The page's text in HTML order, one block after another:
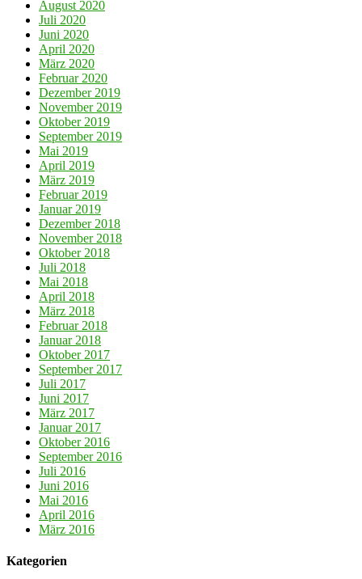
August 2020
Juli 2020
Juni 2020
April 2020
März 2020
Februar 2020
Dezember 2019
November 2019
Oktober 2019
September 2019
Mai 2019
April 2019
März 2019
Februar 2019
Januar 2019
Dezember 2018
November 2018
Oktober 2018
Juli 2018
Mai 2018
April 2018
März 2018
Februar 2018
Januar 2018
Oktober 2017
September 2017
Juli 2017
Juni 2017
März 2017
Januar 2017
Oktober 2016
September 2016
Juli 2016
Juni 2016
Mai 2016
April 2016
März 2016
Kategorien